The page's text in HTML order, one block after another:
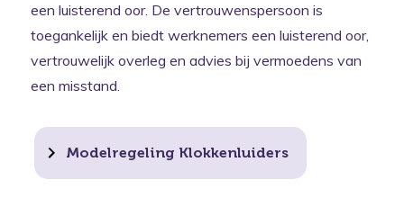
een luisterend oor. De vertrouwenspersoon is
toegankelijk en biedt werknemers een luisterend oor,
vertrouwelijk overleg en advies bij vermoedens van
een misstand.
Modelregeling Klokkenluiders